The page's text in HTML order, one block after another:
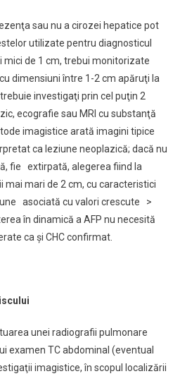
sau nu a cirozei hepatice pot
utilizate pentru diagnosticul
mici de 1 cm, trebui monitorizate
dimensiuni între 1-2 cm apăruţi la
investigaţi prin cel puţin 2
ecografie sau MRI cu substanţă
imagistice arată imagini tipice
ca leziune neoplazică; dacă nu
fie extirpată, alegerea fiind la
mai mari de 2 cm, cu caracteristici
asociată cu valori crescute >
în dinamică a AFP nu necesită
ca şi CHC confirmat.
unei radiografii pulmonare
examen TC abdominal (eventual
imagistice, în scopul localizării